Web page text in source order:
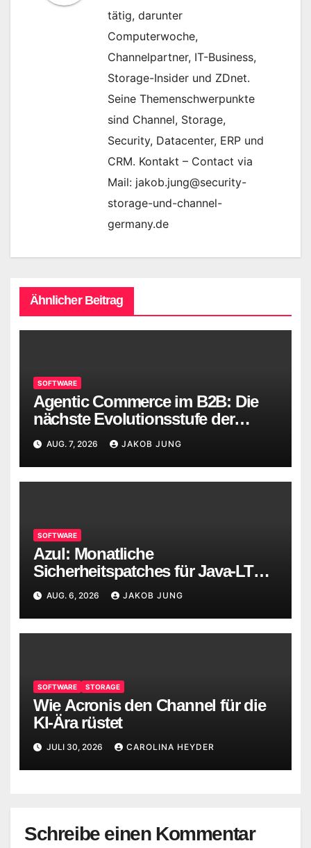
tätig, darunter
Computerwoche,
Channelpartner, IT-Business,
Storage-Insider und ZDnet.
Seine Themenschwerpunkte
sind Channel, Storage,
Security, Datacenter, ERP und
CRM. Kontakt – Contact via
Mail: jakob.jung@security-
storage-und-channel-
germany.de
Ähnlicher Beitrag
SOFTWARE
Agentic Commerce im B2B: Die
nächste Evolutionsstufe der
digitalen Beschaffung
AUG. 7, 2026 JAKOB JUNG
SOFTWARE
Azul: Monatliche
Sicherheitspatches für Java-LTS-
Versionen
AUG. 6, 2026 JAKOB JUNG
SOFTWARE STORAGE
Wie Acronis den Channel für die
KI-Ära rüstet
JULI 30, 2026 CAROLINA HEYDER
Schreibe einen Kommentar